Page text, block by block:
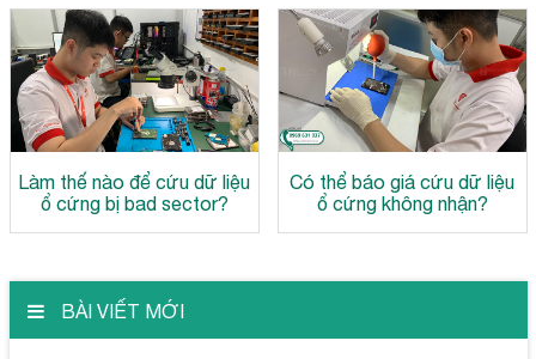
Làm thế nào để cứu dữ liệu
ổ cứng bị bad sector?
Có thể báo giá cứu dữ liệu
ổ cứng không nhận?
BÀI VIẾT MỚI